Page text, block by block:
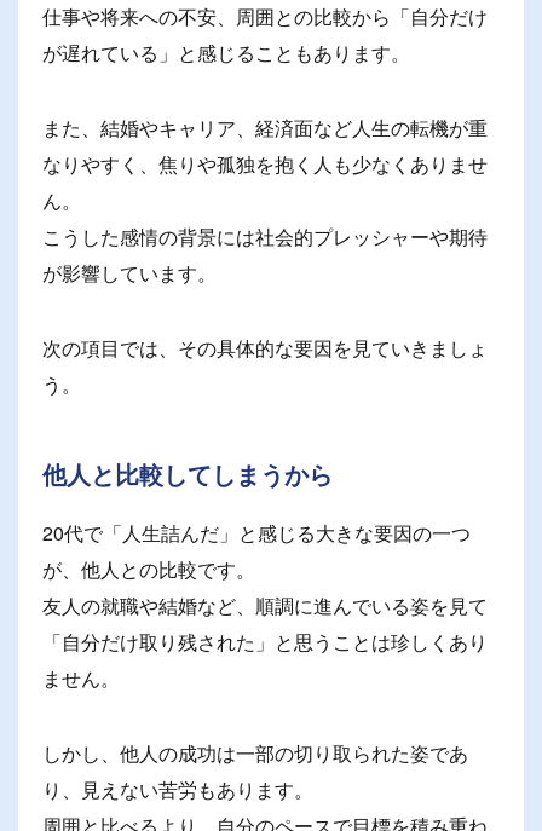
仕事や将来への不安、周囲との比較から「自分だけ
が遅れている」と感じることもあります。
また、結婚やキャリア、経済面など人生の転機が重
なりやすく、焦りや孤独を抱く人も少なくありませ
ん。
こうした感情の背景には社会的プレッシャーや期待
が影響しています。
次の項目では、その具体的な要因を見ていきましょ
う。
他人と比較してしまうから
20代で「人生詰んだ」と感じる大きな要因の一つ
が、他人との比較です。
友人の就職や結婚など、順調に進んでいる姿を見て
「自分だけ取り残された」と思うことは珍しくあり
ません。
しかし、他人の成功は一部の切り取られた姿であ
り、見えない苦労もあります。
周囲と比べるより、自分のペースで目標を積み重ね